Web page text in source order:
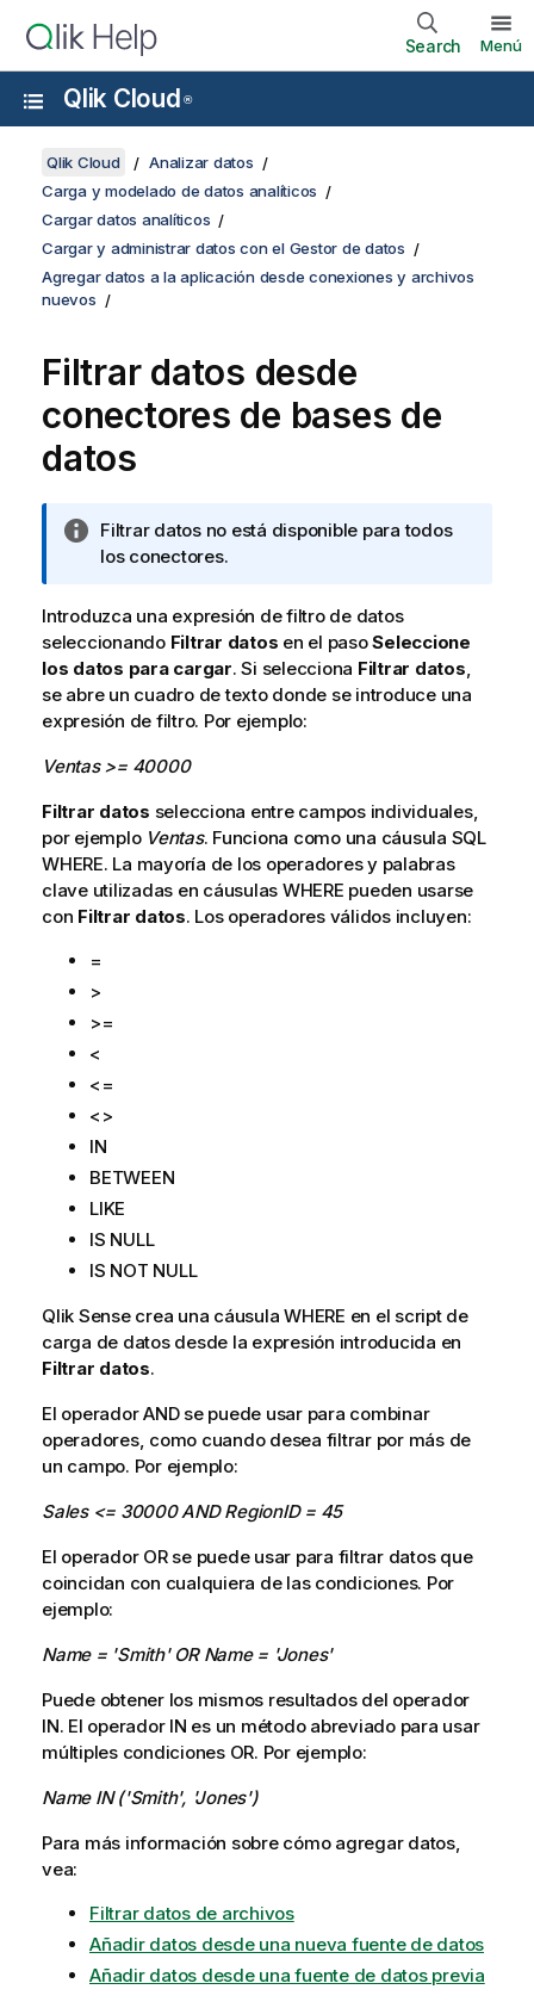
Search Menú
Qlik Cloud ®
Qlik Cloud
Analizar datos
Carga y modelado de datos analíticos
Cargar datos analíticos
Cargar y administrar datos con el Gestor de datos
Agregar datos a la aplicación desde conexiones y archivos
nuevos
Filtrar datos desde
conectores de bases de
datos
N
o
a
i
n
f
o
m
t
i
v
a
Filtrar datos no está disponible para todos
los conectores.
Introduzca una expresión de filtro de datos
seleccionando Filtrar datos en el pasoSeleccione
los datos para cargar. Si selecciona Filtrar datos,
se abre un cuadro de texto donde se introduce una
expresión de filtro. Por ejemplo:
Ventas >= 40000
Filtrar datos selecciona entre campos individuales,
por ejemplo Ventas. Funciona como una cáusula SQL
WHERE. La mayoría de los operadores y palabras
clave utilizadas en cáusulas WHERE pueden usarse
con Filtrar datos. Los operadores válidos incluyen:
=
>
>=
<
<=
<>
IN
BETWEEN
LIKE
IS NULL
IS NOT NULL
Qlik Sensecrea una cáusula WHERE en el script de
carga de datos desde la expresión introducida en
Filtrar datos.
El operadorANDse puede usar para combinar
operadores, como cuando desea filtrar por más de
un campo. Por ejemplo:
Sales <= 30000 AND RegionID = 45
El operador OR se puede usar para filtrar datos que
coincidan con cualquiera de las condiciones. Por
ejemplo:
Name = 'Smith' OR Name = 'Jones'
Puede obtener los mismos resultados del operador
IN. El operador IN es un método abreviado para usar
múltiples condiciones OR. Por ejemplo:
Name IN ('Smith', 'Jones')
Para más información sobre cómo agregar datos,
vea:
Filtrar datos de archivos
Añadir datos desde una nueva fuente de datos
Añadir datos desde una fuente de datos previa